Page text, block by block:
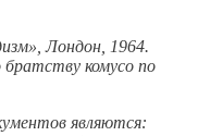
Лондон, 1964.
комусо по
являются: